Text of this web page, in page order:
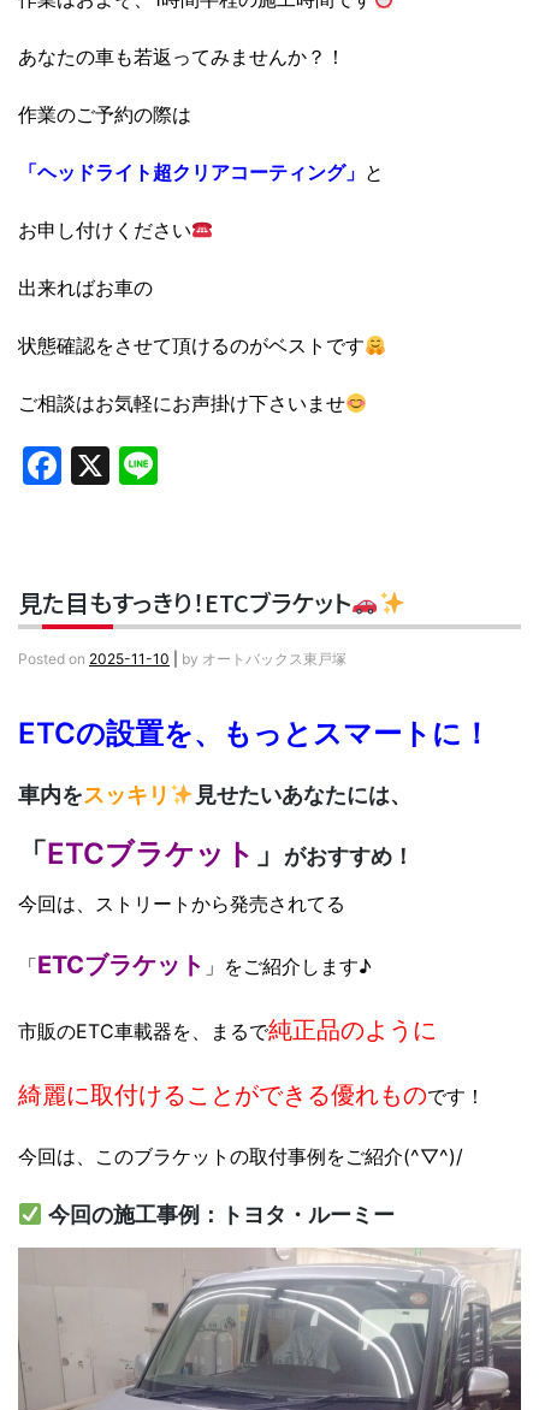
あなたの車も若返ってみませんか？！
作業のご予約の際は
「ヘッドライト超クリアコーティング」 と
お申し付けください
出来ればお車の
状態確認をさせて頂けるのがベストです
ご相談はお気軽にお声掛け下さいませ
Facebook
X
見た目もすっきり！ETCブラケット
Posted on 2025-11-10 by オートバックス東戸塚
ETCの設置を、もっとスマートに！
車内をスッキリ 見せたいあなたには、
「ETCブラケット 」 がおすすめ！
今回は、ストリートから発売されてる
「ETCブラケット 」をご紹介します♪
市販のETC車載器を、まるで純正品のように
綺麗に取付けることができる優れものです！
今回は、このブラケットの取付事例をご紹介(^▽^)/
今回の施工事例：トヨタ・ルーミー